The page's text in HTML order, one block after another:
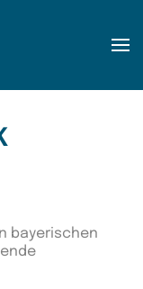
bayerischen